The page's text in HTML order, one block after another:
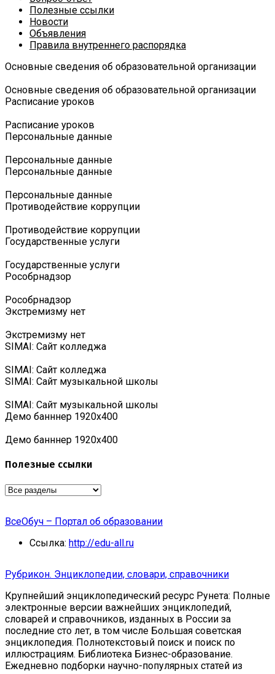
Полезные ссылки
Новости
Объявления
Правила внутреннего распорядка
Основные сведения об образовательной организации
Основные сведения об образовательной организации
Расписание уроков
Расписание уроков
Персональные данные
Персональные данные
Персональные данные
Персональные данные
Противодействие коррупции
Противодействие коррупции
Государственные услуги
Государственные услуги
Роcобрнадзор
Роcобрнадзор
Экстремизму нет
Экстремизму нет
SIMAI: Сайт колледжа
SIMAI: Сайт колледжа
SIMAI: Сайт музыкальной школы
SIMAI: Сайт музыкальной школы
Демо банннер 1920х400
Демо банннер 1920х400
Полезные ссылки
ВсеОбуч – Портал об образовании
Ссылка: http://edu-all.ru
Рубрикон. Энциклопедии, словари, справочники
Крупнейший энциклопедический ресурс Рунета: Полные
электронные версии важнейших энциклопедий,
словарей и справочников, изданных в России за
последние сто лет, в том числе Большая советская
энциклопедия. Полнотекстовый поиск и поиск по
иллюстрациям. Библиотека Бизнес-образование.
Ежедневно подборки научно-популярных статей из